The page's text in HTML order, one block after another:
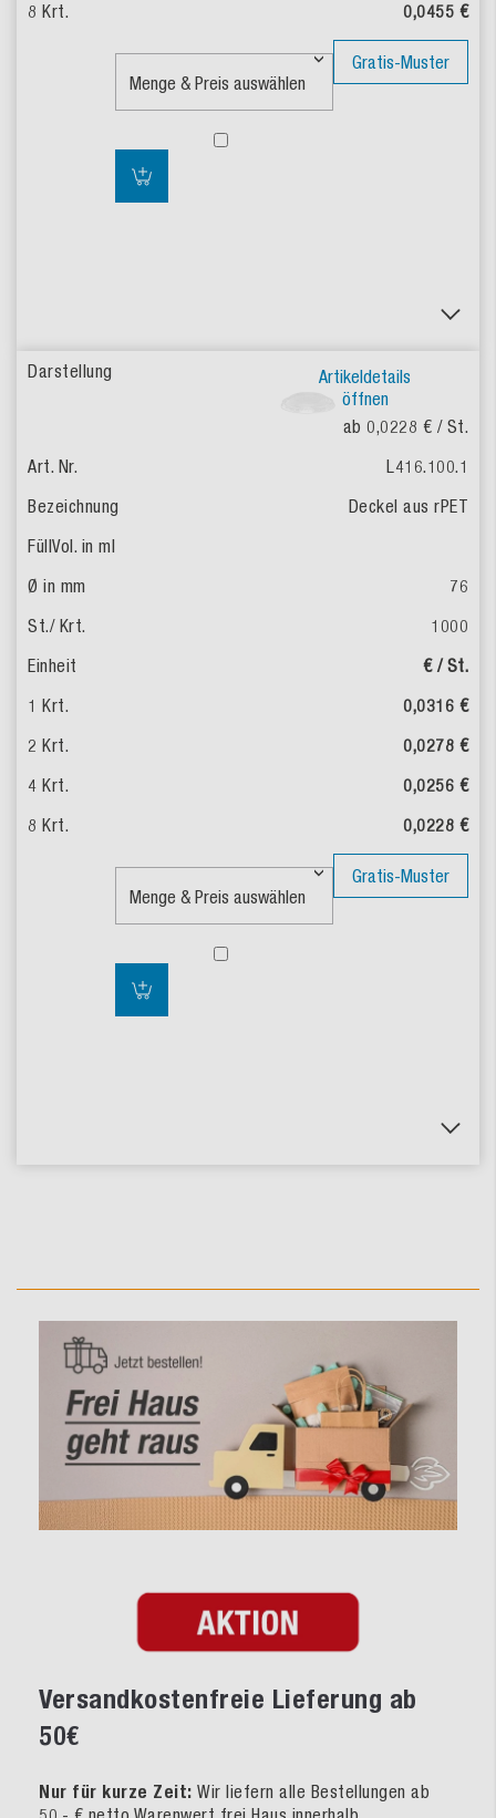
0,0455 €
Gratis-Muster
Artikeldetails
öffnen
ab 0,0228 € / St.
L416.100.1
Deckel aus rPET
76
1000
€ / St.
0,0316 €
0,0278 €
0,0256 €
0,0228 €
Gratis-Muster
Versandkostenfreie Lieferung ab
50€
Nur für kurze Zeit: Wir liefern alle Bestellungen ab